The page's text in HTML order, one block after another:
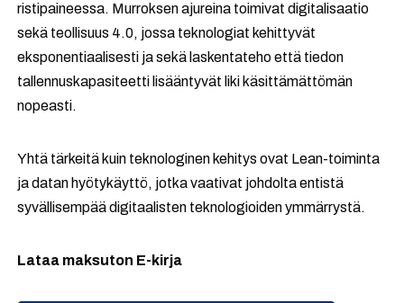
ristipaineessa. Murroksen ajureina toimivat digitalisaatio
sekä teollisuus 4.0, jossa teknologiat kehittyvät
eksponentiaalisesti ja sekä laskentateho että tiedon
tallennuskapasiteetti lisääntyvät liki käsittämättömän
nopeasti.
Yhtä tärkeitä kuin teknologinen kehitys ovat Lean-toiminta
ja datan hyötykäyttö, jotka vaativat johdolta entistä
syvällisempää digitaalisten teknologioiden ymmärrystä.
Lataa maksuton E-kirja